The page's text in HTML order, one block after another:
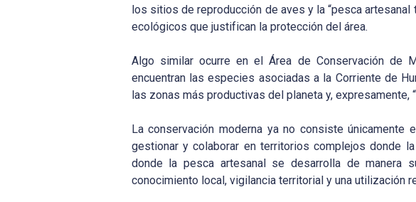
los sitios de reproducción de aves y la “pesca
ecológicos que justifican la protección del área.
Algo similar ocurre en el Área de Conservación de
encuentran las especies asociadas a la Corriente de
las zonas más productivas del planeta y,
La conservación moderna ya no consiste
gestionar y colaborar en territorios complejos donde
donde la pesca artesanal se desarrolla de manera
conocimiento local, vigilancia territorial y una utilización